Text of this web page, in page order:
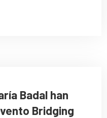
Badal han
Bridging